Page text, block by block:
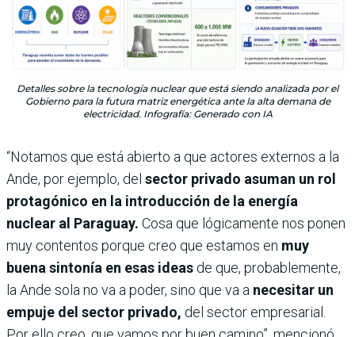
Detalles sobre la tecnología nuclear que está siendo analizada por el
Gobierno para la futura matriz energética ante la alta demana de
electricidad. Infografía: Generado con IA
“Notamos que está abierto a que actores externos a la
Ande, por ejemplo, del sector privado asuman un rol
protagónico en la introducción de la energía
nuclear al Paraguay. Cosa que lógicamente nos ponen
muy contentos porque creo que estamos en muy
buena sintonía en esas ideas de que, probablemente,
la Ande sola no va a poder, sino que va a necesitar un
empuje del sector privado, del sector empresarial.